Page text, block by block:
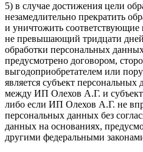
5) в случае достижения цели
незамедлительно прекратить
и уничтожить
не превышающий тридцати
обработки персональных
предусмотрено договором,
выгодоприобретателем или
является субъект
между ИП Олехов А.Г. и
либо если ИП Олехов А.Г. не
персональных данных без
данных на основаниях,
другими федеральными